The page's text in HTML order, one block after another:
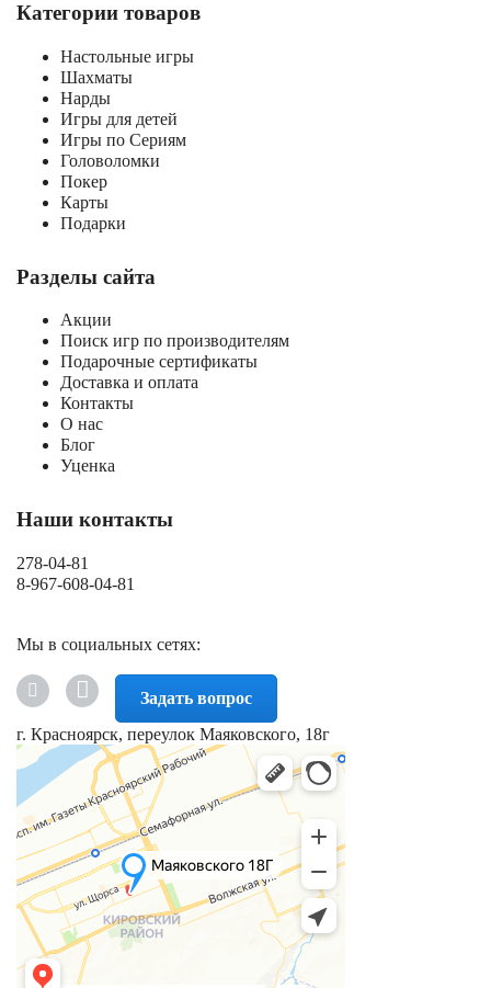
Категории товаров
Настольные игры
Шахматы
Нарды
Игры для детей
Игры по Сериям
Головоломки
Покер
Карты
Подарки
Разделы сайта
Акции
Поиск игр по производителям
Подарочные сертификаты
Доставка и оплата
Контакты
О нас
Блог
Уценка
Наши контакты
278-04-81
8-967-608-04-81
Мы в социальных сетях:
Задать вопрос
г. Красноярск, переулок Маяковского, 18г